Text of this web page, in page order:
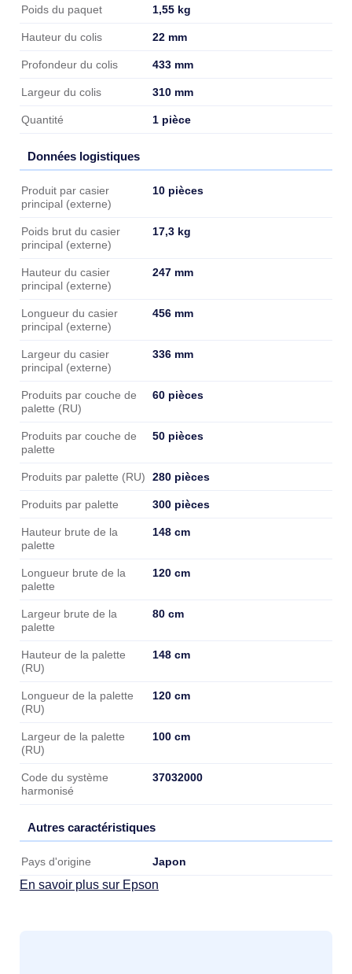
Informations sur l'emballage
Poids du paquet 1,55 kg
Hauteur du colis 22 mm
Profondeur du colis 433 mm
Largeur du colis 310 mm
Quantité 1 pièce
Données logistiques
Données logistiques
Produit par casier
principal (externe)
10 pièces
Poids brut du casier
principal (externe)
17,3 kg
Hauteur du casier
principal (externe)
247 mm
Longueur du casier
principal (externe)
456 mm
Largeur du casier
principal (externe)
336 mm
Produits par couche de
palette (RU)
60 pièces
Produits par couche de
palette
50 pièces
Produits par palette (RU) 280 pièces
Produits par palette 300 pièces
Hauteur brute de la
palette
148 cm
Longueur brute de la
palette
120 cm
Largeur brute de la
palette
80 cm
Hauteur de la palette
(RU)
148 cm
Longueur de la palette
(RU)
120 cm
Largeur de la palette
(RU)
100 cm
Code du système
harmonisé
37032000
Autres caractéristiques
Autres caractéristiques
Pays d'origine Japon
En savoir plus sur Epson